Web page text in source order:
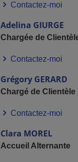
Contactez-moi
Adelina GIURGE
Chargée de
Contactez-moi
Grégory GERARD
Chargé de Clientèle
Contactez-moi
Clara MOREL
Accueil Alternante